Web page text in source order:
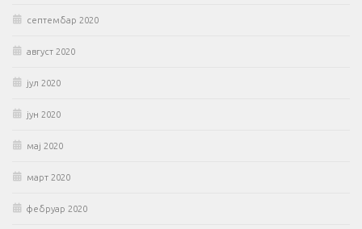
септембар 2020
август 2020
јул 2020
јун 2020
мај 2020
март 2020
фебруар 2020